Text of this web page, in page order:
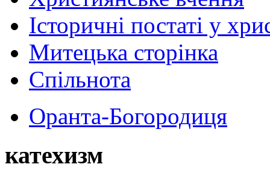
Історичні постаті у
Митецька сторінка
Спільнота
Оранта-Богородиця
катехизм